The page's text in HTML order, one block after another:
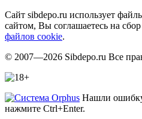
Сайт sibdepo.ru использует
сайтом, Вы соглашаетесь на
файлов cookie.
© 2007—2026 Sibdepo.ru Все
Нашли ошибку
нажмите Ctrl+Enter.